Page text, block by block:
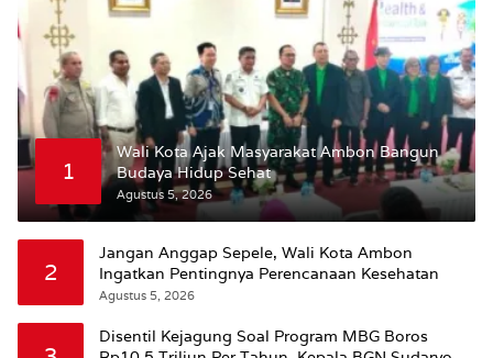
1
Wali Kota Ajak Masyarakat Ambon Bangun
Budaya Hidup Sehat
Agustus 5, 2026
2
Jangan Anggap Sepele, Wali Kota Ambon
Ingatkan Pentingnya Perencanaan Kesehatan
Agustus 5, 2026
Disentil Kejagung Soal Program MBG Boros